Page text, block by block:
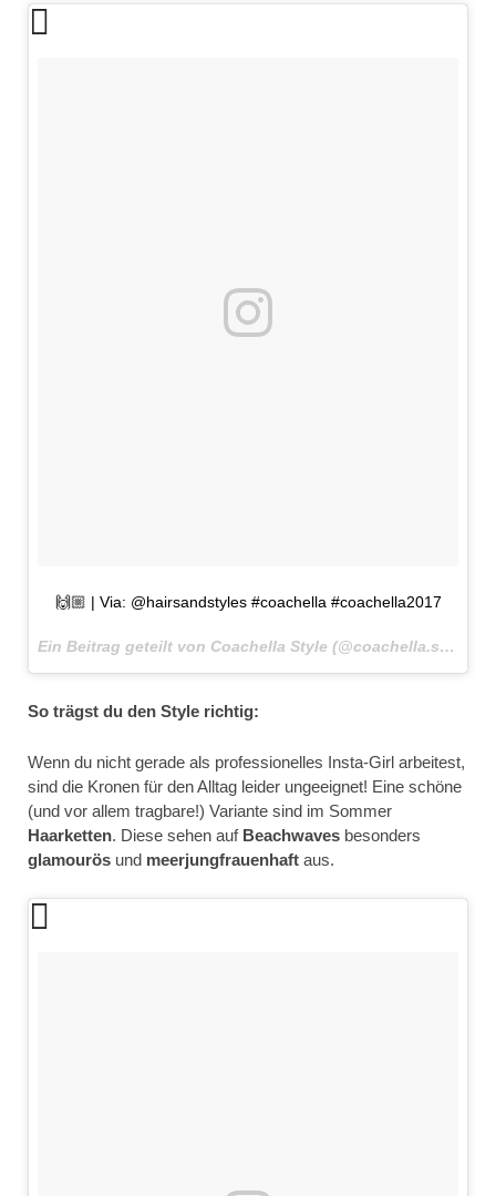
🙌🏼 | Via: @hairsandstyles #coachella #coachella2017
Ein Beitrag geteilt von Coachella Style (@coachella.style) am
So trägst du den Style richtig:
Wenn du nicht gerade als professionelles Insta-Girl arbeitest,
sind die Kronen für den Alltag leider ungeeignet! Eine schöne
(und vor allem tragbare!) Variante sind im Sommer
Haarketten. Diese sehen auf Beachwaves besonders
glamourös und meerjungfrauenhaft aus.